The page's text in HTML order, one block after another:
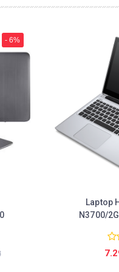
- 6%
Laptop
N3700/